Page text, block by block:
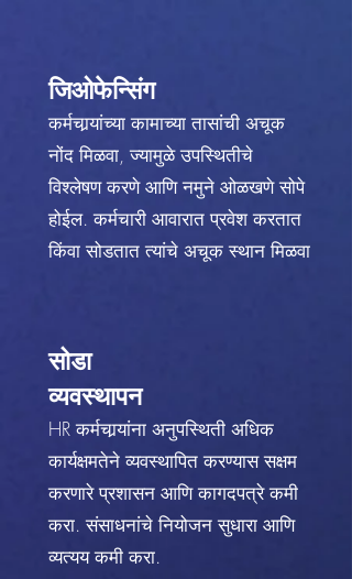
जिओफेन्सिंग
कर्मचार्‍यांच्या कामाच्या तासांची अचूक
नोंद मिळवा, ज्यामुळे उपस्थितीचे
विश्लेषण करणे आणि नमुने ओळखणे सोपे
होईल. कर्मचारी आवारात प्रवेश करतात
किंवा सोडतात त्यांचे अचूक स्थान मिळवा
सोडा
व्यवस्थापन
HR कर्मचार्‍यांना अनुपस्थिती अधिक
कार्यक्षमतेने व्यवस्थापित करण्यास सक्षम
करणारे प्रशासन आणि कागदपत्रे कमी
करा. संसाधनांचे नियोजन सुधारा आणि
व्यत्यय कमी करा.